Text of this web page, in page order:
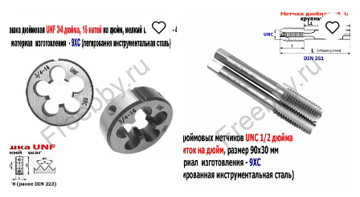
материалы и
оснастка